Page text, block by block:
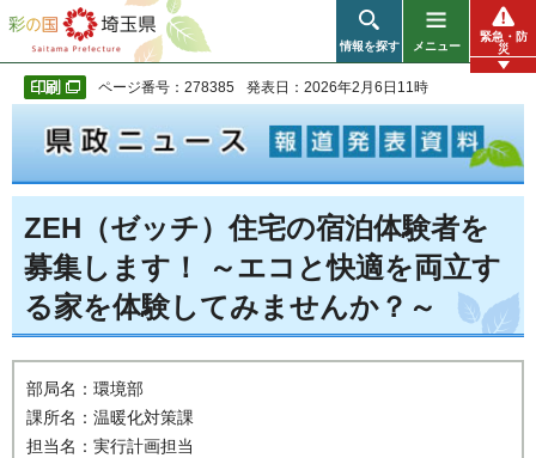
彩の国 埼玉県
情報を探す メニュー
緊急・防
災
ページ番号：278385 発表日：2026年2月6日11時
ZEH（ゼッチ）住宅の宿泊体験者を
募集します！ ～エコと快適を両立す
る家を体験してみませんか？～
部局名：環境部
課所名：温暖化対策課
担当名：実行計画担当